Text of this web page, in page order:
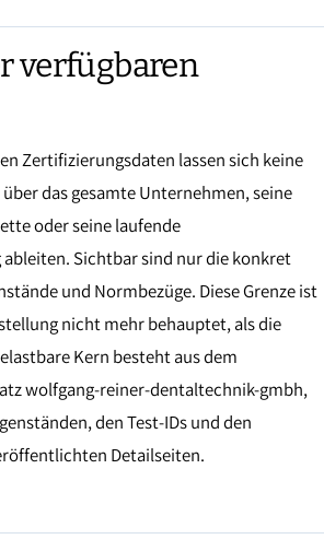
verfügbaren
Zertifizierungsdaten lassen sich keine
das gesamte Unternehmen, seine
oder seine laufende
Sichtbar sind nur die konkret
und Normbezüge. Diese Grenze ist
nicht mehr behauptet, als die
Kern besteht aus dem
wolfgang-reiner-dentaltechnik-gmbh,
den Test-IDs und den
Detailseiten.